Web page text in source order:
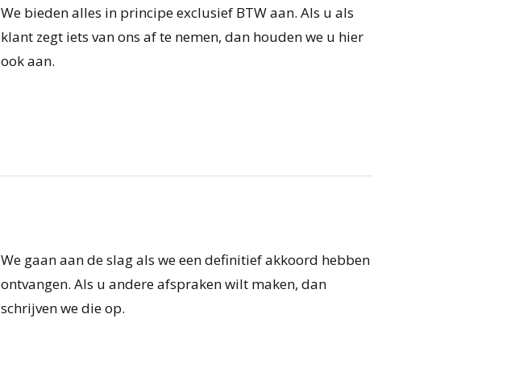
We bieden alles in principe exclusief BTW aan. Als u als
klant zegt iets van ons af te nemen, dan houden we u hier
ook aan.
We gaan aan de slag als we een definitief akkoord hebben
ontvangen. Als u andere afspraken wilt maken, dan
schrijven we die op.